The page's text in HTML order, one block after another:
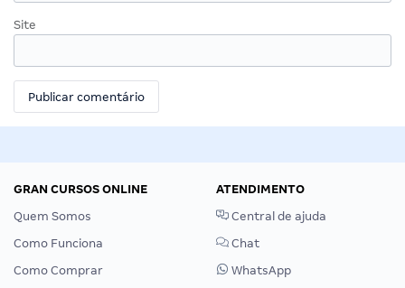
Site
GRAN CURSOS ONLINE
Quem Somos
Como Funciona
Como Comprar
ATENDIMENTO
Central de ajuda
Chat
WhatsApp